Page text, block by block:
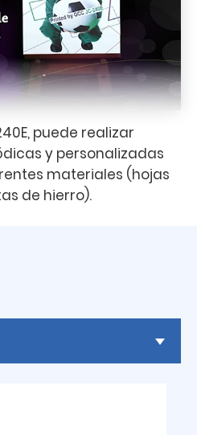
puede realizar
y personalizadas
materiales (hojas
de hierro).